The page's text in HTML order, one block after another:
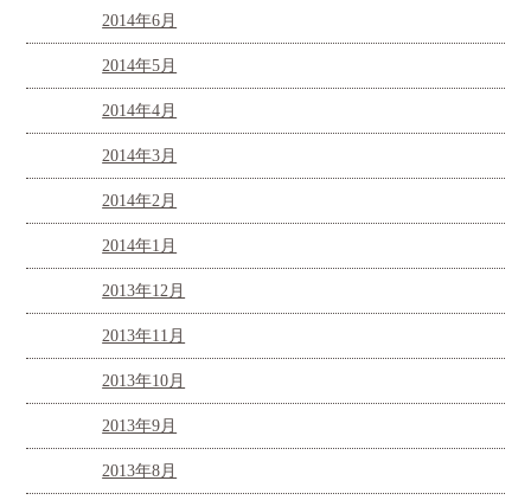
2014年6月
2014年5月
2014年4月
2014年3月
2014年2月
2014年1月
2013年12月
2013年11月
2013年10月
2013年9月
2013年8月